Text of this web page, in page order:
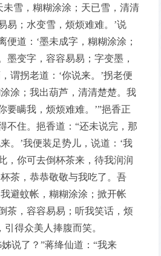
未雪，糊糊涂涂；天已雪，清清
易；水变雪，烦烦难难。’说
便道：‘墨未成字，糊糊涂涂；
墨变字，容容易易；字变墨，
谓拐老道：‘你说来。’拐老便
涂；我出葫芦，清清楚楚。我
要瞒我，烦烦难难。’”挹香正
不住。挹香道：“还未说完，那
。’我便装足势儿，说道：‘我
，你可去倒杯茶来，待我润润
茶，恭恭敬敬与我吃了。吾
避蚊帐，糊糊涂涂；掀开帐
茶，容容易易；听我笑话，烦
引得众美人捧腹而笑。
说了？”蒋绛仙道：“我来